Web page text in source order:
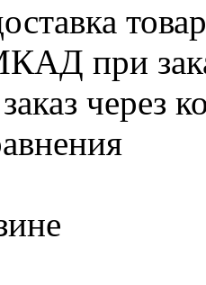
при
через